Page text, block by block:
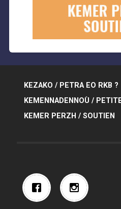
KEZAKO / PETRA EO RKB ?
KEMENNADENNOÙ /
KEMER PERZH / SOUTIEN